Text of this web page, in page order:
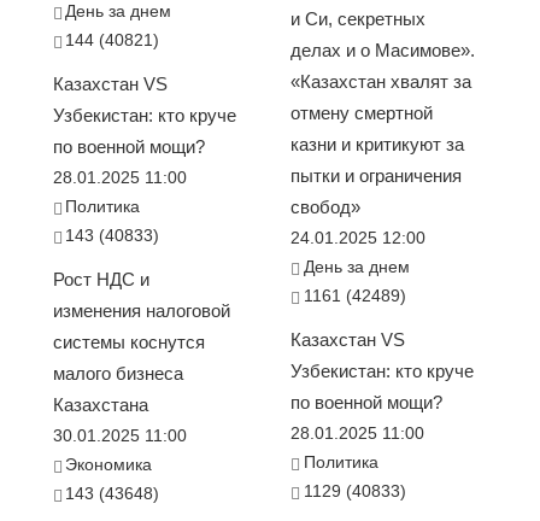
День за днем
144 (40821)
Казахстан VS
Узбекистан: кто круче
по военной мощи?
28.01.2025 11:00
Политика
143 (40833)
Рост НДС и
изменения налоговой
системы коснутся
малого бизнеса
Казахстана
30.01.2025 11:00
Экономика
143 (43648)
и Си, секретных
делах и о Масимове».
«Казахстан хвалят за
отмену смертной
казни и критикуют за
пытки и ограничения
свобод»
24.01.2025 12:00
День за днем
1161 (42489)
Казахстан VS
Узбекистан: кто круче
по военной мощи?
28.01.2025 11:00
Политика
1129 (40833)